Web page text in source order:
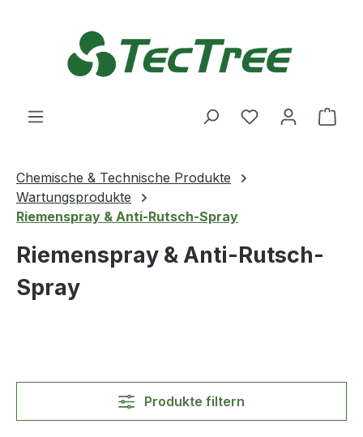
Du hast 0
Chemische & Technische Produkte
Wartungsprodukte
Riemenspray & Anti-Rutsch-Spray
Riemenspray & Anti-Rutsch-
Spray
Produkte filtern